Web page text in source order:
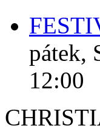
pátek,
12:00